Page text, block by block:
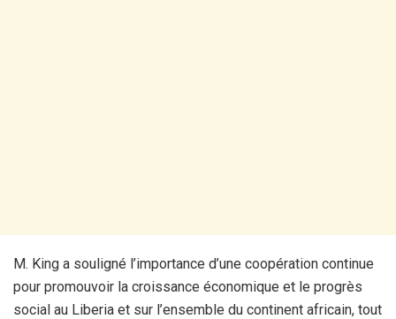
M. King a souligné l’importance d’une coopération continue
pour promouvoir la croissance économique et le progrès
social au Liberia et sur l’ensemble du continent africain, tout